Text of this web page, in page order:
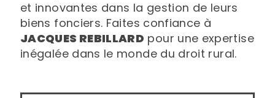
et innovantes dans la gestion de leurs
biens fonciers. Faites confiance à
JACQUES REBILLARD pour une expertise
inégalée dans le monde du droit rural.